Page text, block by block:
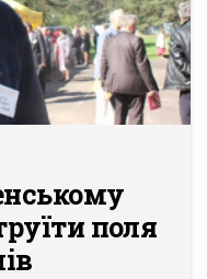
поля